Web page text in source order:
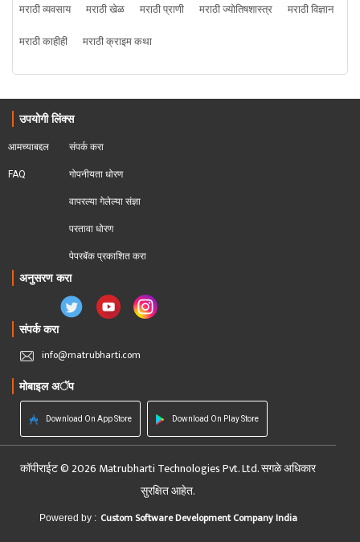
मराठी व्यवसाय
मराठी खेळ मराठी प्राणी मराठी ज्योतिषशास्त्र
मराठी विज्ञान
मराठी काहीही
मराठी क्राइम कथा
उपयोगी लिंक्स
आमच्याबद्दल
FAQ
संपर्क करा
गोपनीयता धोरण
वापरल्या गेलेल्या संज्ञा
परतावा धोरण
पेपरबॅक प्रकाशित करा
अनुसरण करा
संपर्क करा
info@matrubharti.com
मोबाइल अॅप
Download On App Store Download On Play Store
कॉपीराईट © 2026 Matrubharti Technologies Pvt. Ltd. सगळे अधिकार
सुरक्षित आहेत.
Powered by : Custom Software Development Company India